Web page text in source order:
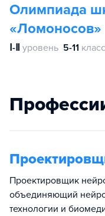
Олимпиада
«Ломоносов»
Ⅰ-Ⅱ уровень 5-11
Проектировщик
объединяющий
технологии и